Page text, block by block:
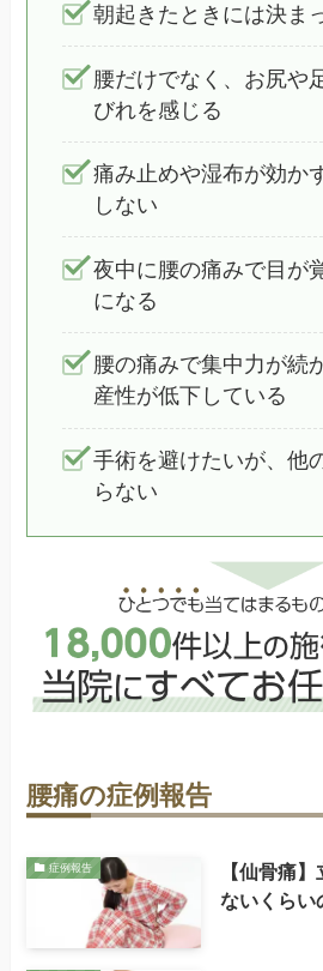
朝起きたときには決ま
腰だけでなく、お尻や
びれを感じる
痛み止めや湿布が効か
しない
夜中に腰の痛みで目が
になる
腰の痛みで集中力が続
産性が低下している
手術を避けたいが、他
らない
腰痛の症例報告
症例報告
【仙骨痛
ないくらい